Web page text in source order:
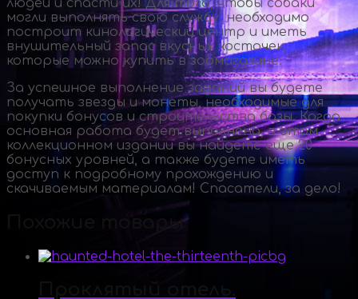
людей и спасти их! Для того, чтобы собаки
могли выполнять свою службу, необходимо
построит кинологический центр и иметь
внушительный запас вкусных косточек,
которые можно купить в зоомагазине.
За успешное выполнение заданий вы будете
получать звезды и монеты, необходимые для
покупки бонусов и строительства базы. Когда
основная работа будет выполнена, в этом
коллекционном издании вы найдете еще 20
бонусных уровней, а также будете иметь
доступ к подробному прохождению и
скачиваемым материалам! Спасатели, за дело!
Похожие товары